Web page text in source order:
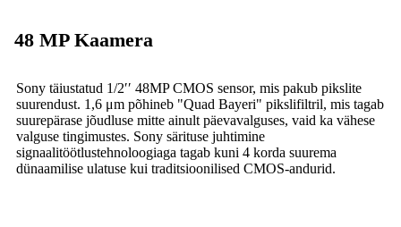
48 MP Kaamera
Sony täiustatud 1/2′′ 48MP CMOS sensor, mis pakub pikslite
suurendust. 1,6 μm põhineb "Quad Bayeri" pikslifiltril, mis tagab
suurepärase jõudluse mitte ainult päevavalguses, vaid ka vähese
valguse tingimustes. Sony särituse juhtimine
signaalitöötlustehnoloogiaga tagab kuni 4 korda suurema
dünaamilise ulatuse kui traditsioonilised CMOS-andurid.